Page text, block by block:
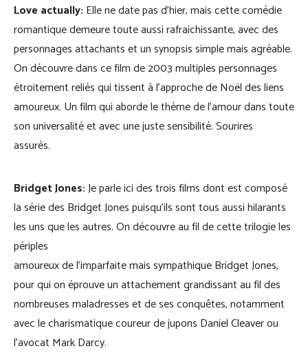
Love actually: Elle ne date pas d’hier, mais cette comédie
romantique demeure toute aussi rafraichissante, avec des
personnages attachants et un synopsis simple mais agréable.
On découvre dans ce film de 2003 multiples personnages
étroitement reliés qui tissent à l’approche de Noël des liens
amoureux. Un film qui aborde le thème de l’amour dans toute
son universalité et avec une juste sensibilité. Sourires
assurés.
Bridget Jones:Je parle ici des trois films dont est composé
la série des Bridget Jones puisqu’ils sont tous aussi hilarants
les uns que les autres. On découvre au fil de cette trilogie les
périples
amoureux de l’imparfaite mais sympathique Bridget Jones,
pour qui on éprouve un attachement grandissant au fil des
nombreuses maladresses et de ses conquêtes, notamment
avec le charismatique coureur de jupons Daniel Cleaver ou
l’avocat Mark Darcy.